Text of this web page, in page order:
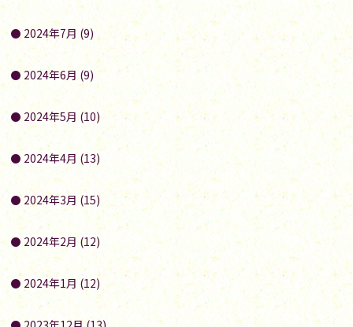
2024年7月 (9)
2024年6月 (9)
2024年5月 (10)
2024年4月 (13)
2024年3月 (15)
2024年2月 (12)
2024年1月 (12)